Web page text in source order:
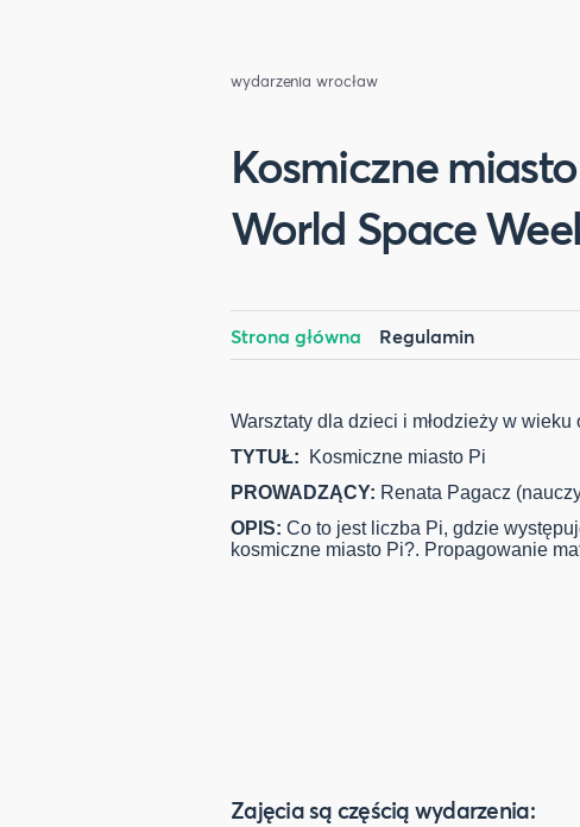
wydarzenia wrocław
Kosmiczne
World Space
Strona główna Regulamin
Warsztaty dla dzieci i młodzieży w wieku
TYTUŁ: Kosmiczne miasto Pi
PROWADZĄCY: Renata Pagacz
OPIS: Co to jest liczba Pi, gdzie
kosmiczne miasto Pi?. Propagowanie
Zajęcia są częścią wydarzenia: